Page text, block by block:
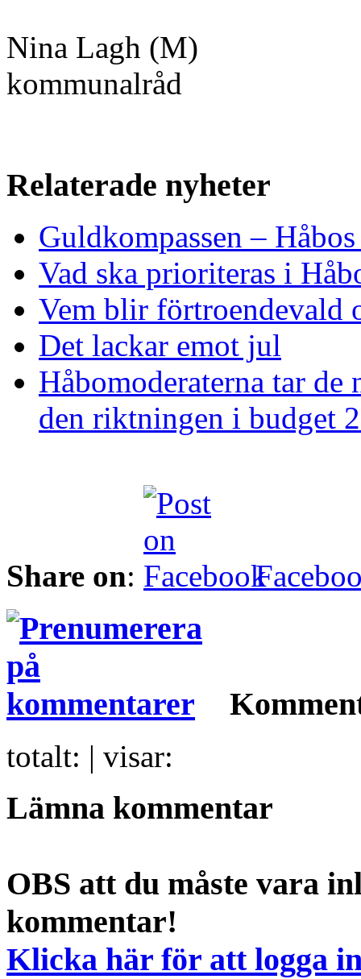
Nina Lagh (M)
kommunalråd
Relaterade nyheter
Guldkompassen –
Vad ska prioriteras i
Vem blir förtroendevald
Det lackar emot jul
Håbomoderaterna tar de
den riktningen i budget
Share on:
totalt: | visar:
Lämna kommentar
OBS att du måste vara
kommentar!
Klicka här för att logga